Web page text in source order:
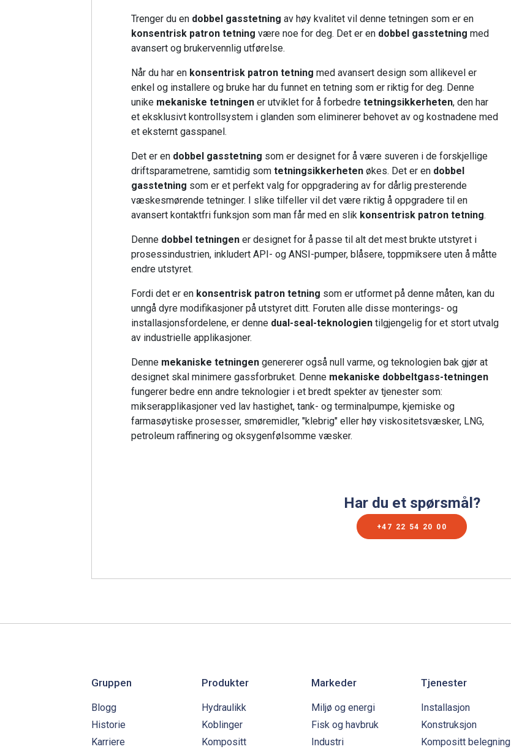
Trenger du en dobbel gasstetning av høy kvalitet vil denne tetningen som er en
konsentrisk patron tetning være noe for deg. Det er en dobbel gasstetning med
avansert og brukervennlig utførelse.
Når du har en konsentrisk patron tetning med avansert design som allikevel er
enkel og installere og bruke har du funnet en tetning som er riktig for deg. Denne
unike mekaniske tetningen er utviklet for å forbedretetningsikkerheten, den har
et eksklusivt kontrollsystem i glanden som eliminerer behovet av og kostnadene med
et eksternt gasspanel.
Det er en dobbel gasstetning som er designet for å være suveren i de forskjellige
driftsparametrene, samtidig somtetningsikkerhetenøkes. Det er en dobbel
gasstetning som er et perfekt valg for oppgradering av for dårlig presterende
væskesmørende tetninger. I slike tilfeller vil det være riktig å oppgradere til en
avansert kontaktfri funksjon som man får med en slik konsentrisk patron tetning.
Denne dobbel tetningen er designet for å passe til alt det mest brukte utstyret i
prosessindustrien, inkludert API- og ANSI-pumper, blåsere, toppmiksere uten å måtte
endre utstyret.
Fordi det er en konsentrisk patron tetning som er utformet på denne måten, kan du
unngå dyre modifikasjoner på utstyret ditt. Foruten alle disse monterings- og
installasjonsfordelene, er denne dual-seal-teknologien tilgjengelig for et stort utvalg
av industrielle applikasjoner.
Denne mekaniske tetningen genererer også null varme, og teknologien bak gjør at
designet skal minimere gassforbruket. Denne mekaniske dobbeltgass-tetningen
fungerer bedre enn andre teknologier i et bredt spekter av tjenester som:
mikserapplikasjoner ved lav hastighet, tank- og terminalpumpe, kjemiske og
farmasøytiske prosesser, smøremidler, "klebrig" eller høy viskositetsvæsker, LNG,
petroleum raffinering og oksygenfølsomme væsker.
Har du et spørsmål?
+47 22 54 20 00
Gruppen
Blogg
Historie
Karriere
Produkter
Hydraulikk
Koblinger
Kompositt
Markeder
Miljø og energi
Fisk og havbruk
Industri
Tjenester
Installasjon
Konstruksjon
Kompositt belegning